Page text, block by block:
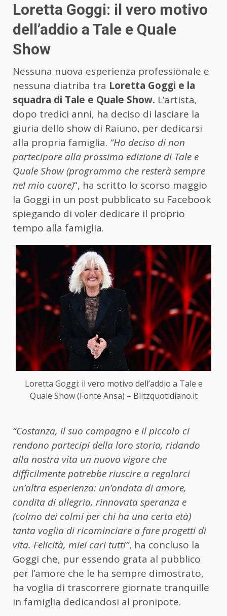
Loretta Goggi: il vero motivo
dell’addio a Tale e Quale
Show
Nessuna nuova esperienza professionale e
nessuna diatriba tra Loretta Goggi e la
squadra di Tale e Quale Show. L’artista,
dopo tredici anni, ha deciso di lasciare la
giuria dello show di Raiuno, per dedicarsi
alla propria famiglia. “Ho deciso di non
partecipare alla prossima edizione di Tale e
Quale Show (programma che resterà sempre
nel mio cuore)“, ha scritto lo scorso maggio
la Goggi in un post pubblicato su Facebook
spiegando di voler dedicare il proprio
tempo alla famiglia.
Loretta Goggi: il vero motivo dell’addio a Tale e
Quale Show (Fonte Ansa) – Blitzquotidiano.it
“Costanza, il suo compagno e il piccolo ci
rendono partecipi della loro storia, ridando
alla nostra vita un nuovo vigore che
difficilmente potrebbe riuscire a regalarci
un’altra esperienza: un’ondata di amore,
condita di allegria, rinnovata speranza e
(colmo dei colmi per chi ha una certa età)
tanta voglia di ricominciare a fare progetti di
vita. Felicità, miei cari tutti”, ha concluso la
Goggi che, pur essendo grata al pubblico
per l’amore che le ha sempre dimostrato,
ha voglia di trascorrere giornate tranquille
in famiglia dedicandosi al pronipote.